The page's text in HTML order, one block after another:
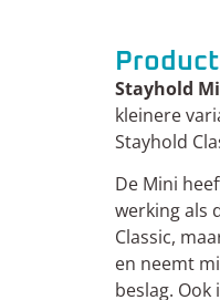
Stayhold
kleinere
Stayhold
De Mini
werking als
Classic,
en neemt
beslag. Ook